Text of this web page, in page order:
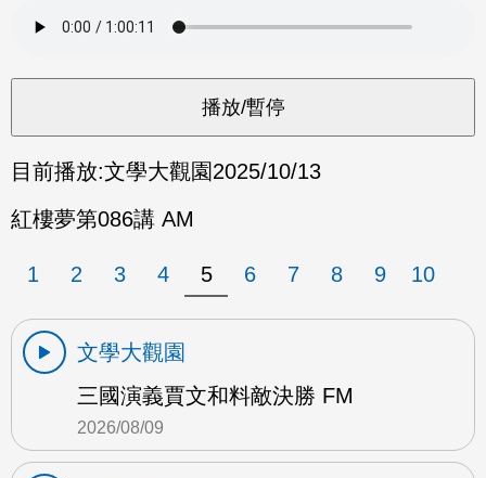
目前播放:文學大觀園2025/10/13
紅樓夢第086講 AM
1 2 3 4 5 6 7 8 9 10
文學大觀園
三國演義賈文和料敵決勝 FM
2026/08/09